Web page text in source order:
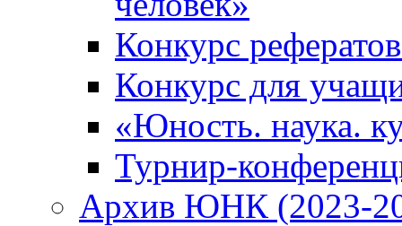
Конкурс
Конкурс для
«Юность. наука.
Турнир-
Архив ЮНК (2023-